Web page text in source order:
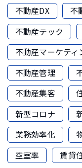
不動産DX
不
不動産テック
不動産マーケティ
不動産管理
不動産集客
新型コロナ
業務効率化
空室率
賃貸